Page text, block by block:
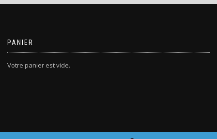
PANIER
Votre panier est vide.